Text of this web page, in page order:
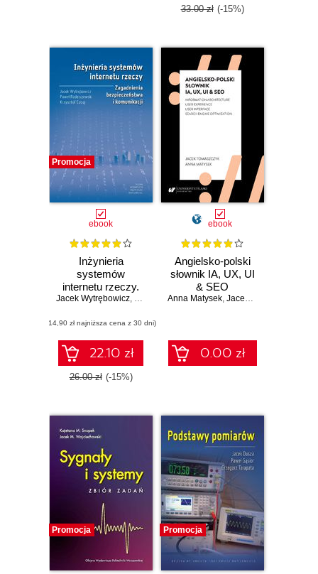
33.00 zł (-15%)
Promocja
ebook
Inżynieria
systemów
internetu rzeczy.
Zagadnienia
komunikacji
Jacek Wytrębowicz, Paweł Radziszewski,Krzysztof Cabaj
(14,90 zł najniższa cena z 30 dni)
22.10 zł
26.00 zł (-15%)
ebook
Angielsko-polski
słownik IA, UX, UI
& SEO
Anna Matysek, Jacek Tomaszczyk
0.00 zł
Promocja Promocja